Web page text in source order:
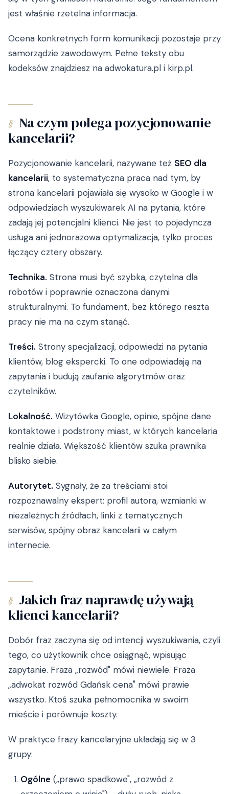
jest właśnie rzetelna informacja.
Ocena konkretnych form komunikacji pozostaje przy
samorządzie zawodowym. Pełne teksty obu
kodeksów znajdziesz na adwokatura.pl i kirp.pl.
§ Na czym polega pozycjonowanie
kancelarii?
Pozycjonowanie kancelarii, nazywane też SEO dla
kancelarii, to systematyczna praca nad tym, by
strona kancelarii pojawiała się wysoko w Google i w
odpowiedziach wyszukiwarek AI na pytania, które
zadają jej potencjalni klienci. Nie jest to pojedyncza
usługa ani jednorazowa optymalizacja, tylko proces
łączący cztery obszary.
Technika. Strona musi być szybka, czytelna dla
robotów i poprawnie oznaczona danymi
strukturalnymi. To fundament, bez którego reszta
pracy nie ma na czym stanąć.
Treści. Strony specjalizacji, odpowiedzi na pytania
klientów, blog ekspercki. To one odpowiadają na
zapytania i budują zaufanie algorytmów oraz
czytelników.
Lokalność. Wizytówka Google, opinie, spójne dane
kontaktowe i podstrony miast, w których kancelaria
realnie działa. Większość klientów szuka prawnika
blisko siebie.
Autorytet. Sygnały, że za treściami stoi
rozpoznawalny ekspert: profil autora, wzmianki w
niezależnych źródłach, linki z tematycznych
serwisów, spójny obraz kancelarii w całym
internecie.
§ Jakich fraz naprawdę używają
klienci kancelarii?
Dobór fraz zaczyna się od intencji wyszukiwania, czyli
tego, co użytkownik chce osiągnąć, wpisując
zapytanie. Fraza „rozwód" mówi niewiele. Fraza
„adwokat rozwód Gdańsk cena" mówi prawie
wszystko. Ktoś szuka pełnomocnika w swoim
mieście i porównuje koszty.
W praktyce frazy kancelaryjne układają się w 3
grupy:
Ogólne („prawo spadkowe", „rozwód z